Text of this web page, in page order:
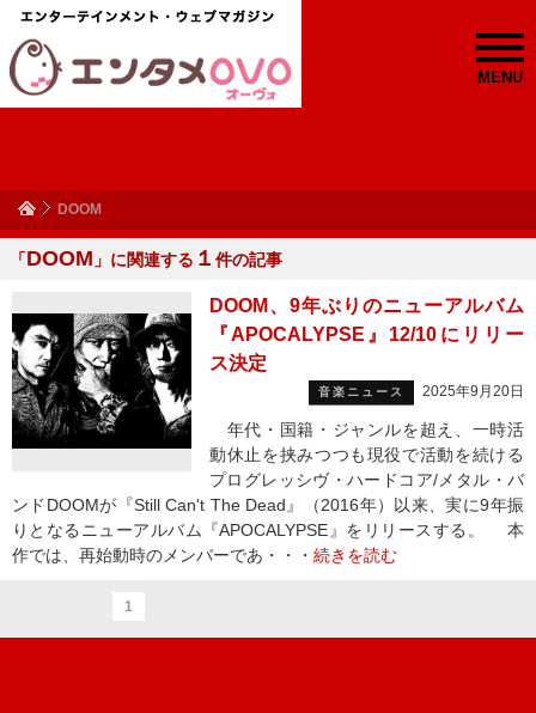
MENU
DOOM
「DOOM 」に関連する １ 件の記事
DOOM、9年ぶりのニューアルバム
『APOCALYPSE』12/10にリリー
ス決定
音楽ニュース 2025年9月20日
年代・国籍・ジャンルを超え、一時活
動休止を挟みつつも現役で活動を続ける
プログレッシヴ・ハードコア/メタル・バ
ンドDOOMが『Still Can't The Dead』（2016年）以来、実に9年振
りとなるニューアルバム『APOCALYPSE』をリリースする。 本
作では、再始動時のメンバーであ・・・ 続きを読む
1